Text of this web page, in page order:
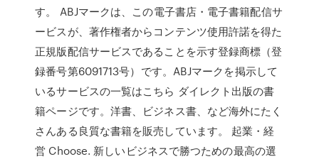
す。 ABJマークは、この電子書店・電子書籍配信サ
ービスが、著作権者からコンテンツ使用許諾を得た
正規版配信サービスであることを示す登録商標（登
録番号第6091713号）です。ABJマークを掲示して
いるサービスの一覧はこちら ダイレクト出版の書
籍ページです。洋書、ビジネス書、など海外にたく
さんある良質な書籍を販売しています。 起業・経
営 Choose. 新しいビジネスで勝つための最高の選